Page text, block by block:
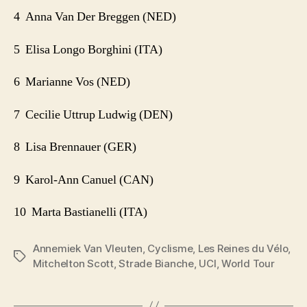
4 Anna Van Der Breggen (NED)
5 Elisa Longo Borghini (ITA)
6 Marianne Vos (NED)
7 Cecilie Uttrup Ludwig (DEN)
8 Lisa Brennauer (GER)
9 Karol-Ann Canuel (CAN)
10 Marta Bastianelli (ITA)
Étiquettes
Annemiek Van Vleuten, Cyclisme, Les Reines du Vélo,
Mitchelton Scott,Strade Bianche, UCI,World Tour